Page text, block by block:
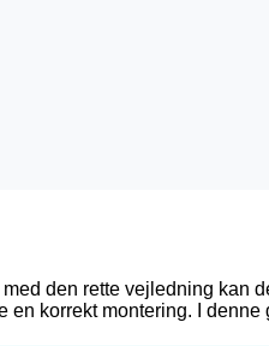
den rette vejledning
korrekt montering. I